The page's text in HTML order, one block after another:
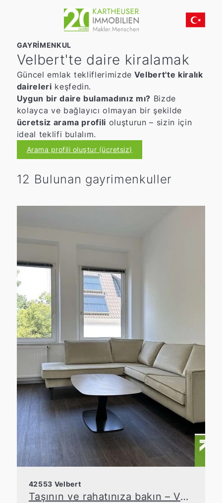
GAYRIMENKUL
Velbert'te daire kiralamak
Güncel emlak tekliflerimizde Velbert'te kiralık
daireleri keşfedin.
Uygun bir daire bulamadınız mı? Bizde
kolayca ve bağlayıcı olmayan bir şekilde
ücretsiz arama profili oluşturun – sizin için
ideal teklifi bulalım.
Arama profili oluştur (ücretsiz)
12 Bulunan gayrimenkuller
42553 Velbert
Taşının ve rahatınıza bakın – Velbert-Neviges’te tamamen mobilyalı eski bir apartman dairesi